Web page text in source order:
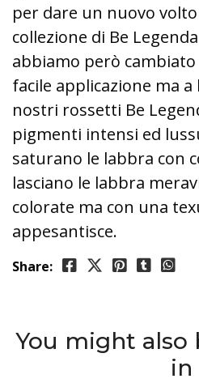
per dare un nuovo
collezione di Be
abbiamo però
facile applicazione ma
nostri rossetti Be
pigmenti intensi ed
saturano le labbra con
lasciano le labbra
colorate ma con una
appesantisce.
Share:
You might also
in